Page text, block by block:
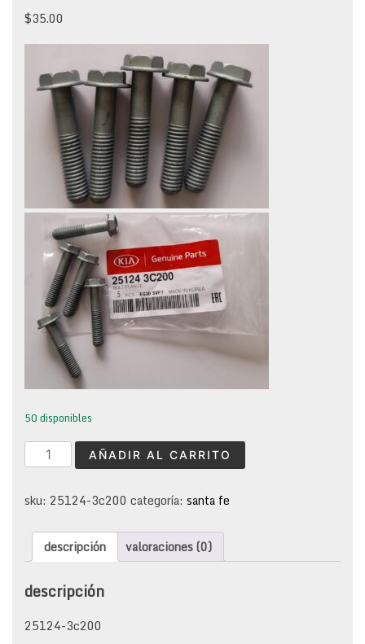
$35.00
50 disponibles
tornillo
de
bomba
agua
santa
2015-
2020
cantidad
AÑADIR AL CARRITO
sku: 25124-3c200 categoría: santa fe
descripción valoraciones (0)
descripción
25124-3c200